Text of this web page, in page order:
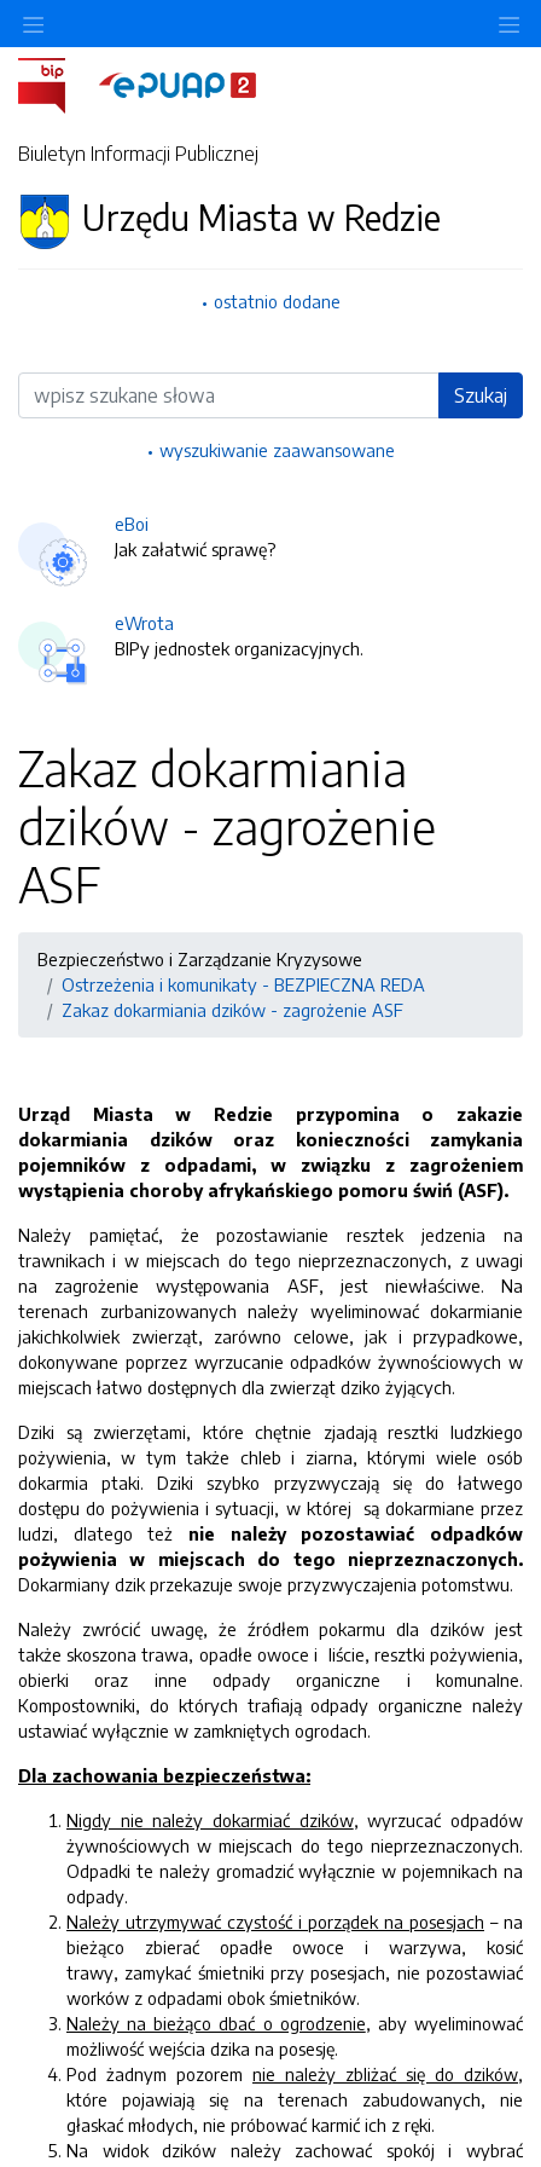
Biuletyn Informacji Publicznej
Urzędu Miasta w Redzie
ostatnio dodane
Wyszukiwarka Szukaj
wyszukiwanie zaawansowane
eBoi
Jak załatwić sprawę?
eWrota
BIPy jednostek organizacyjnych.
Zakaz dokarmiania
dzików - zagrożenie
ASF
Bezpieczeństwo i Zarządzanie Kryzysowe
Ostrzeżenia i komunikaty - BEZPIECZNA REDA
Zakaz dokarmiania dzików - zagrożenie ASF
Urząd Miasta w Redzie przypomina o zakazie
dokarmiania dzików oraz konieczności zamykania
pojemników z odpadami, w związku z zagrożeniem
wystąpienia choroby afrykańskiego pomoru świń (ASF).
Należy pamiętać, że pozostawianie resztek jedzenia na
trawnikach i w miejscach do tego nieprzeznaczonych, z uwagi
na zagrożenie występowania ASF, jest niewłaściwe. Na
terenach zurbanizowanych należy wyeliminować dokarmianie
jakichkolwiek zwierząt, zarówno celowe, jak i przypadkowe,
dokonywane poprzez wyrzucanie odpadków żywnościowych w
miejscach łatwo dostępnych dla zwierząt dziko żyjących.
Dziki są zwierzętami, które chętnie zjadają resztki ludzkiego
pożywienia, w tym także chleb i ziarna, którymi wiele osób
dokarmia ptaki. Dziki szybko przyzwyczają się do łatwego
dostępu do pożywienia i sytuacji, w której są dokarmiane przez
ludzi, dlatego też nie należy pozostawiać odpadków
pożywienia w miejscach do tego nieprzeznaczonych.
Dokarmiany dzik przekazuje swoje przyzwyczajenia potomstwu.
Należy zwrócić uwagę, że źródłem pokarmu dla dzików jest
także skoszona trawa, opadłe owoce i liście, resztki pożywienia,
obierki oraz inne odpady organiczne i komunalne.
Kompostowniki, do których trafiają odpady organiczne należy
ustawiać wyłącznie w zamkniętych ogrodach.
Dla zachowania bezpieczeństwa:
Nigdy nie należy dokarmiać dzików, wyrzucać odpadów
żywnościowych w miejscach do tego nieprzeznaczonych.
Odpadki te należy gromadzić wyłącznie w pojemnikach na
odpady.
Należy utrzymywać czystość i porządek na posesjach – na
bieżąco zbierać opadłe owoce i warzywa, kosić
trawy, zamykać śmietniki przy posesjach, nie pozostawiać
worków z odpadami obok śmietników.
Należy na bieżąco dbać o ogrodzenie, aby wyeliminować
możliwość wejścia dzika na posesję.
Pod żadnym pozorem nie należy zbliżać się do dzików,
które pojawiają się na terenach zabudowanych, nie
głaskać młodych, nie próbować karmić ich z ręki.
Na widok dzików należy zachować spokój i wybrać